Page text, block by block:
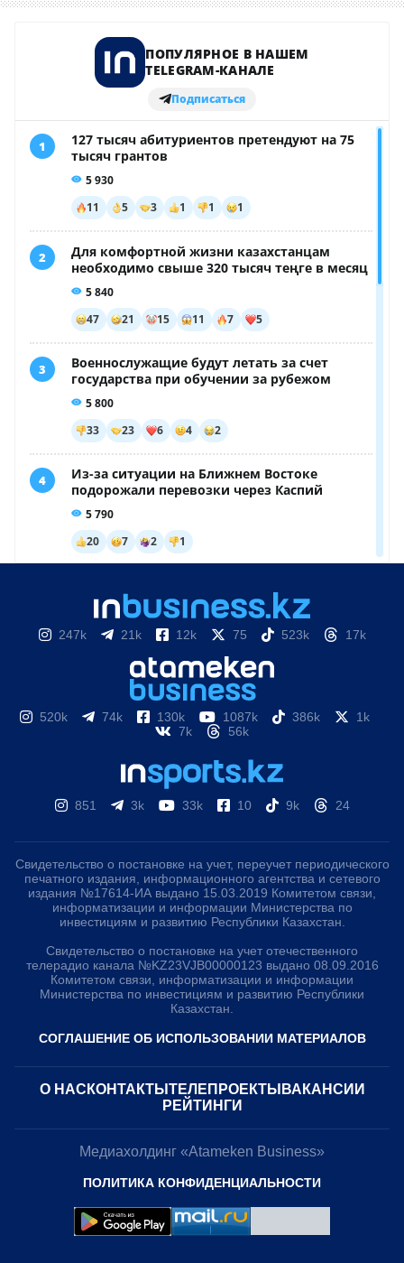
247k 21k 12k 75 523k 17k
520k 74k 130k 1087k 386k
1k
7k
56k
851 3k 33k 10 9k 24
Свидетельство о постановке на учет, переучет периодического
печатного издания, информационного агентства и сетевого
издания №17614-ИА выдано 15.03.2019 Комитетом связи,
информатизации и информации Министерства по
инвестициям и развитию Республики Казахстан.
Свидетельство о постановке на учет отечественного
телерадио канала №KZ23VJB00000123 выдано 08.09.2016
Комитетом связи, информатизации и информации
Министерства по инвестициям и развитию Республики
Казахстан.
СОГЛАШЕНИЕ ОБ ИСПОЛЬЗОВАНИИ МАТЕРИАЛОВ
О НАС КОНТАКТЫ ТЕЛЕПРОЕКТЫ ВАКАНСИИ
РЕЙТИНГИ
Медиахолдинг «Atameken Business»
ПОЛИТИКА КОНФИДЕНЦИАЛЬНОСТИ